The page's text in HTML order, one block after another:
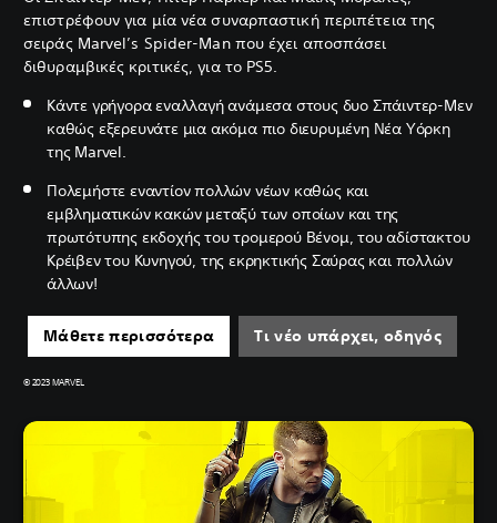
επιστρέφουν για μία νέα συναρπαστική περιπέτεια της
σειράς Marvel’s Spider-Man που έχει αποσπάσει
διθυραμβικές κριτικές, για το PS5.
Κάντε γρήγορα εναλλαγή ανάμεσα στους δυο Σπάιντερ-Μεν
καθώς εξερευνάτε μια ακόμα πιο διευρυμένη Νέα Υόρκη
της Marvel.
Πολεμήστε εναντίον πολλών νέων καθώς και
εμβληματικών κακών μεταξύ των οποίων και της
πρωτότυπης εκδοχής του τρομερού Βένομ, του αδίστακτου
Κρέιβεν του Κυνηγού, της εκρηκτικής Σαύρας και πολλών
άλλων!
Μάθετε περισσότερα Τι νέο υπάρχει, οδηγός
© 2023 MARVEL